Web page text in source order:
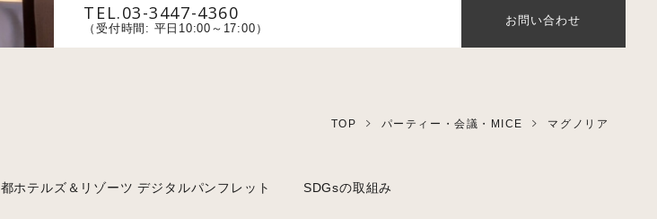
TEL.03-3447-4360
（受付時間: 平日10:00～17:00）
お問い合わせ
TOP パーティー・会議・MICE マグノリア
都ホテルズ＆リゾーツ デジタルパンフレット SDGsの取組み